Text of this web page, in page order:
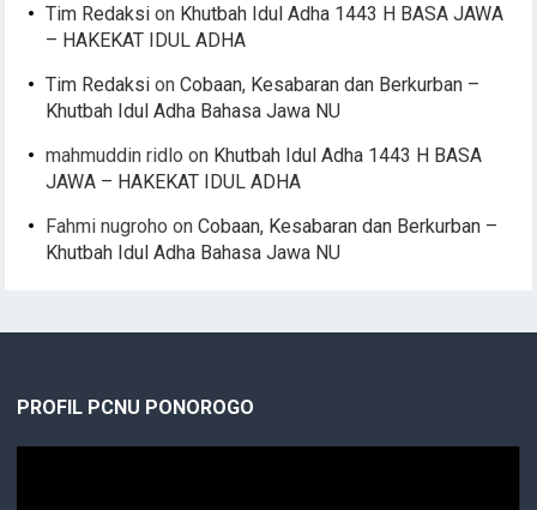
Tim Redaksi on Khutbah Idul Adha 1443 H BASA JAWA
– HAKEKAT IDUL ADHA
Tim Redaksi onCobaan, Kesabaran dan Berkurban –
Khutbah Idul Adha Bahasa Jawa NU
mahmuddin ridlo on Khutbah Idul Adha 1443 H BASA
JAWA – HAKEKAT IDUL ADHA
Fahmi nugroho onCobaan, Kesabaran dan Berkurban –
Khutbah Idul Adha Bahasa Jawa NU
PROFIL PCNU PONOROGO